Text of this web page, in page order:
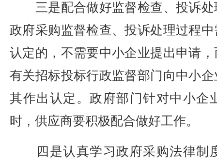
三是配合做好监督检查、投诉处
政府采购监督检查、投诉处理过程
认定的，不需要中小企业提出申请
有关招标投标行政监督部门向中小
其作出认定。政府部门针对中小企
时，供应商要积极配合做好工作。
四是认真学习政府采购法律制